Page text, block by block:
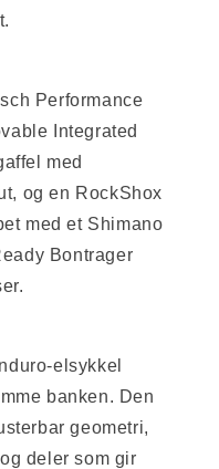
Performance
Integrated
med
og en RockShox
med et Shimano
Bontrager
elsykkel
banken. Den
geometri,
deler som gir